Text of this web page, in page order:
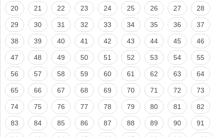
20 21 22 23 24 25 26 27 28
29 30 31 32 33 34 35 36 37
38 39 40 41 42 43 44 45 46
47 48 49 50 51 52 53 54 55
56 57 58 59 60 61 62 63 64
65 66 67 68 69 70 71 72 73
74 75 76 77 78 79 80 81 82
83 84 85 86 87 88 89 90 91